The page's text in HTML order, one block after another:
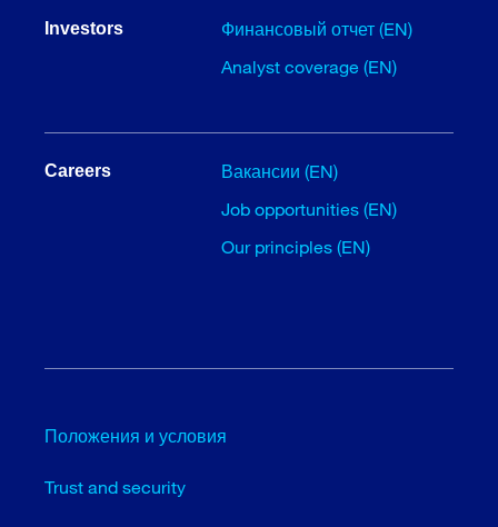
Investors
Финансовый отчет (EN)
Analyst coverage (EN)
Careers
Вакансии (EN)
Job opportunities (EN)
Our principles (EN)
Положения и условия
Trust and security